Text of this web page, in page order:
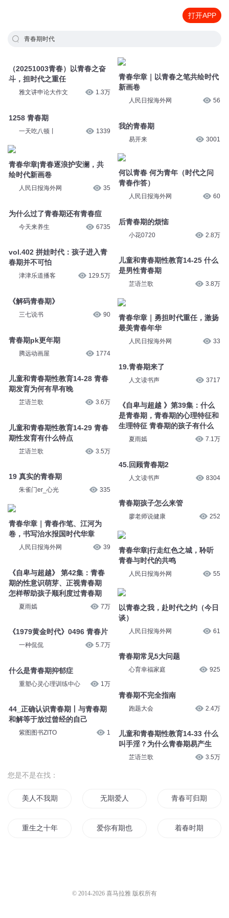
打开APP
青春期时代
（20251003青春）以青春之奋
斗，担时代之重任
雅文讲申论大作文 1.3万
1258 青春期
一天吃八顿丨 1339
青春华章|青春逐浪护安澜，共
绘时代新画卷
人民日报海外网 35
为什么过了青春期还有青春痘
今天来养生 6735
vol.402 拼娃时代：孩子进入青
春期并不可怕
津津乐道播客 129.5万
《解码青春期》
三七说书 90
青春期pk更年期
腾远动画屋 1774
儿童和青春期性教育14-28 青春
期发育为何有早有晚
芷语兰歌 3.6万
儿童和青春期性教育14-29 青春
期性发育有什么特点
芷语兰歌 3.5万
19 真实的青春期
朱雀门er_心光 335
青春华章｜青春作笔、江河为
卷，书写治水报国时代华章
人民日报海外网 39
《自卑与超越》 第42集：青春
期的性意识萌芽、正视青春期
怎样帮助孩子顺利度过青春期
夏雨嫣 7万
《1979黄金时代》0496 青春片
一种侃侃 5.7万
什么是青春期抑郁症
重塑心灵心理训练中心 1万
44_正确认识青春期丨与青春期
和解等于放过曾经的自己
紫图图书ZITO 1
青春华章｜以青春之笔共绘时代
新画卷
人民日报海外网 56
我的青春期
易开来 3001
何以青春 何为青年（时代之问
青春作答）
人民日报海外网 60
后青春期的烦恼
小花0720 2.8万
儿童和青春期性教育14-25 什么
是男性青春期
芷语兰歌 3.8万
青春华章｜勇担时代重任，激扬
最美青春年华
人民日报海外网 33
19.青春期来了
人文读书声 3717
《自卑与超越 》第39集：什么
是青春期，青春期的心理特征和
生理特征 青春期的孩子有什么
夏雨嫣 7.1万
45.回顾青春期2
人文读书声 8304
青春期孩子怎么来管
廖老师说健康 252
青春华章|行走红色之城，聆听
青春与时代的共鸣
人民日报海外网 55
以青春之我，赴时代之约（今日
谈）
人民日报海外网 61
青春期常见5大问题
心育幸福家庭 925
青春期不完全指南
跑题大会 2.4万
儿童和青春期性教育14-33 什么
叫手淫？为什么青春期易产生
芷语兰歌 3.5万
您是不是在找：
美人不我期 无期爱人 青春可归期
重生之十年之期 爱你有期也有情 着春时期
© 2014-2026 喜马拉雅 版权所有